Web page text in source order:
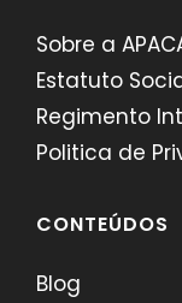
Sobre a
Estatuto
Regimento
Politica de
CONTEÚDOS
Blog